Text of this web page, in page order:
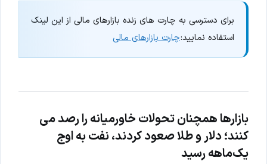
برای دسترسی به چارت های زنده بازارهای مالی از این لینک
استفاده نمایید:چارت بازارهای مالی
بازارها همچنان تحولات خاورمیانه را رصد می
کنند؛ دلار و طلا صعود کردند، نفت به اوج
یک‌ماهه رسید